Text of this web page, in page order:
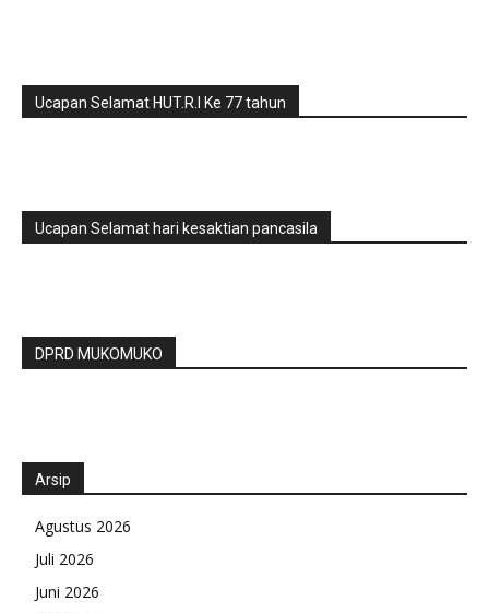
Ucapan Selamat HUT.R.I Ke 77 tahun
Ucapan Selamat hari kesaktian pancasila
DPRD MUKOMUKO
Arsip
Agustus 2026
Juli 2026
Juni 2026